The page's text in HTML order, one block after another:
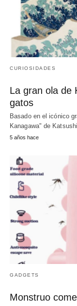
CURIOSIDADES
La gran ola de
gatos
Basado en el icónico
Kanagawa" de
5 años hace
GADGETS
Monstruo